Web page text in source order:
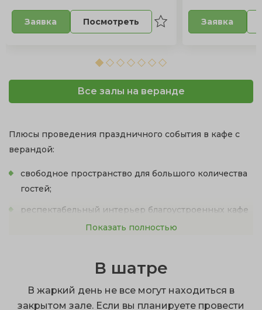
Заявка Посмотреть Заявка
Все залы на веранде
Плюсы проведения праздничного события в кафе с
верандой:
свободное пространство для большого количества
гостей;
респектабельный интерьер благоустроенных кафе
с выходом на веранду;
благодаря выездной регистрации;
Показать полностью
В шатре
В жаркий день не все могут находиться в
закрытом зале. Если вы планируете провести